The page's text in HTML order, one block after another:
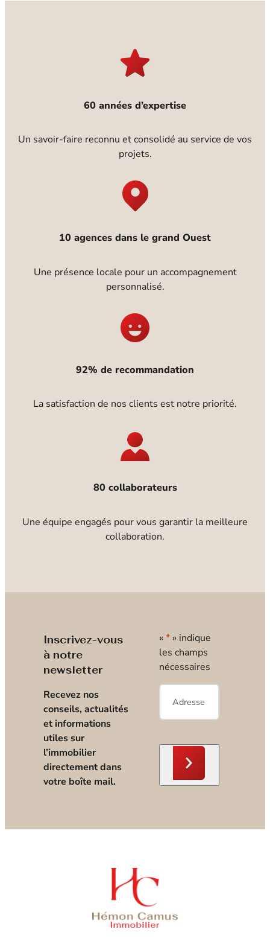
60 années d’expertise
Un savoir-faire reconnu et consolidé au service de vos
projets.
10 agences dans le grand Ouest
Une présence locale pour un accompagnement
personnalisé.
92% de recommandation
La satisfaction de nos clients est notre priorité.
80 collaborateurs
Une équipe engagés pour vous garantir la meilleure
collaboration.
Inscrivez-vous
à notre
newsletter
Recevez nos
conseils, actualités
et informations
utiles sur
l’immobilier
directement dans
votre boîte mail.
« * » indique
les champs
nécessaires
E-
mail*